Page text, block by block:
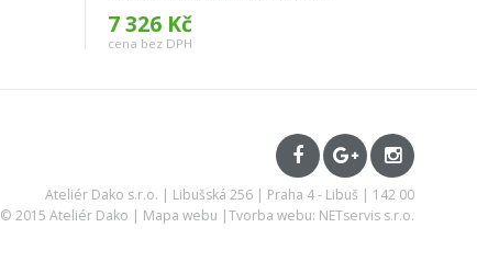
7 326 Kč
cena bez DPH
Ateliér Dako s.r.o. | Libušská 256 | Praha 4 - Libuš | 142 00
© 2015 Ateliér Dako | Mapa webu |Tvorba webu: NETservis s.r.o.